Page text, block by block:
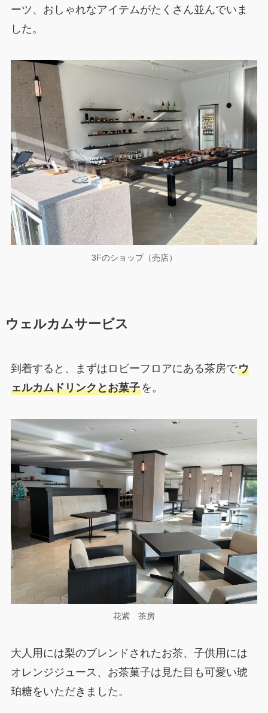
ーツ、おしゃれなアイテムがたくさん並んでいま
した。
3Fのショップ（売店）
ウェルカムサービス
到着すると、まずはロビーフロアにある茶房でウ
ェルカムドリンクとお菓子を。
花紫 茶房
大人用には梨のブレンドされたお茶、子供用には
オレンジジュース、お茶菓子は見た目も可愛い琥
珀糖をいただきました。